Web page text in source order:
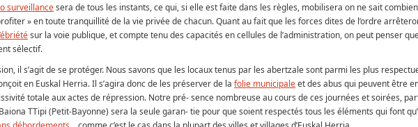
surveillancesera de tous les instants, ce qui, si elle est faite dans les règles, mobilisera on ne sait
» en toute tranquillité de la vie privée de chacun. Quant au fait que les forces dites de l’ordre
sur la voie publique, et compte tenu des capacités en cellules de l’administration, on peut penser
sélectif.
il s’agit de se protéger. Nous savons que les locaux tenus par les abertzale sont parmi les plus
en Euskal Herria. Il s’agira donc de les préserver de la folie municipaleet des abus qui peuvent être
totale aux actes de répression. Notre pré- sence nombreuse au cours de ces journées et soirées,
TTipi (Petit-Bayonne) sera la seule garan- tie pour que soient respectés tous les éléments qui font